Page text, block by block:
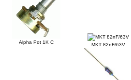
Alpha Pot 1K C MKT 82nF/63V